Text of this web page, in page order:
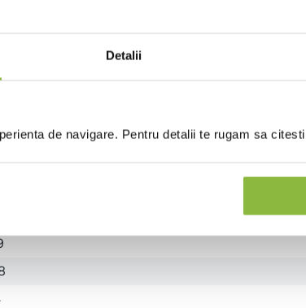
Detalii
de navigare. Pentru detalii te rugam sa
apa, dextroza, sare, stabilizatori (trifosfat,
ascorbic), aroma de fum, conservant (nitrit
3.7%, drojdie, ulei de rapita, sare, zahar,